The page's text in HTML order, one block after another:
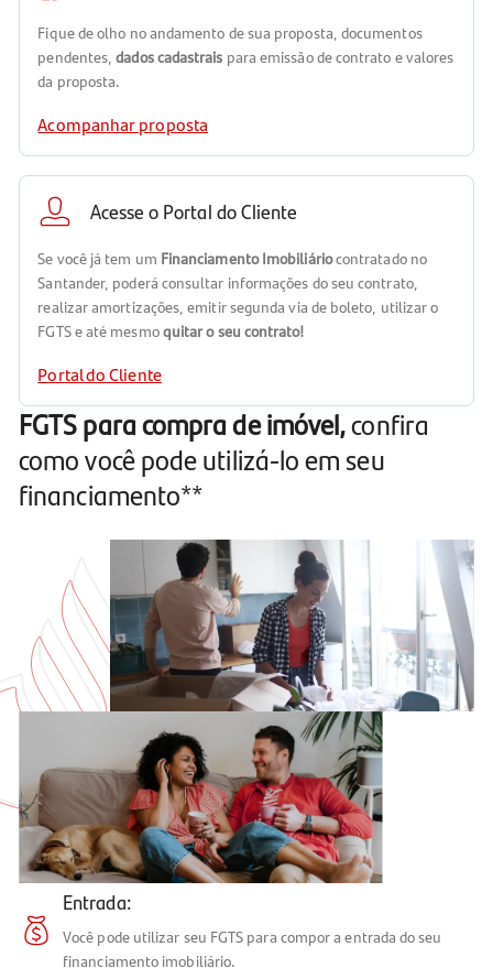
Fique de olho no andamento de sua proposta, documentos
pendentes,dados cadastrais para emissão de contrato e valores
da proposta.
Acompanhar proposta
Acesse o Portal do Cliente
Se você já tem um Financiamento Imobiliáriocontratado no
Santander, poderá consultar informações do seu contrato,
realizar amortizações, emitir segunda via de boleto, utilizar o
FGTS e até mesmoquitar o seu contrato!
Portal do Cliente
FGTS para compra de imóvel,confira
como você pode utilizá-lo em seu
financiamento**
Entrada:
Você pode utilizar seu FGTS para compor a entrada do seu
financiamento imobiliário.